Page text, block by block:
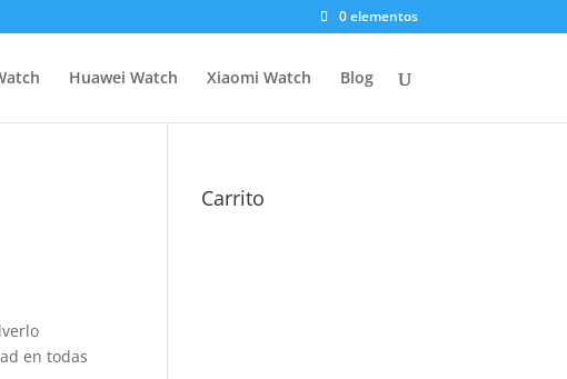
0 elementos
Huawei Watch Xiaomi Watch Blog
en todas
Carrito